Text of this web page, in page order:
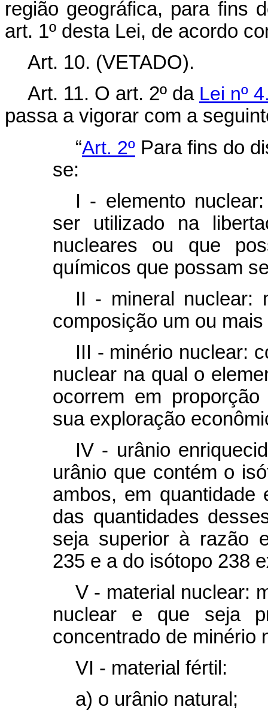
região geográfica, para fins
art. 1º desta Lei, de acordo
Art. 10. (VETADO).
Art. 11. O art. 2º da Lei nº
passa a vigorar com a
“Art. 2º Para fins do
se:
I - elemento
ser utilizado na
nucleares ou que
químicos que possam
II - mineral nuclear:
composição um ou
III - minério nuclear:
nuclear na qual o
ocorrem em
sua exploração
IV - urânio
urânio que contém o
ambos, em
das quantidades
seja superior à razão
235 e a do isótopo 238
V - material nuclear:
nuclear e que seja
concentrado de minério
VI - material fértil:
a) o urânio natural;